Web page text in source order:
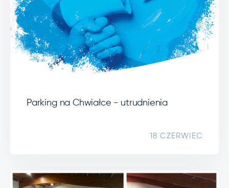
Parking na Chwiałce - utrudnienia
18 CZERWIEC